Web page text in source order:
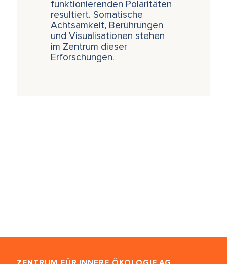
funktionierenden Polaritäten
resultiert. Somatische
Achtsamkeit, Berührungen
und Visualisationen stehen
im Zentrum dieser
Erforschungen.